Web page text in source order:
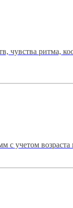
чувства ритма,
с учетом возраста